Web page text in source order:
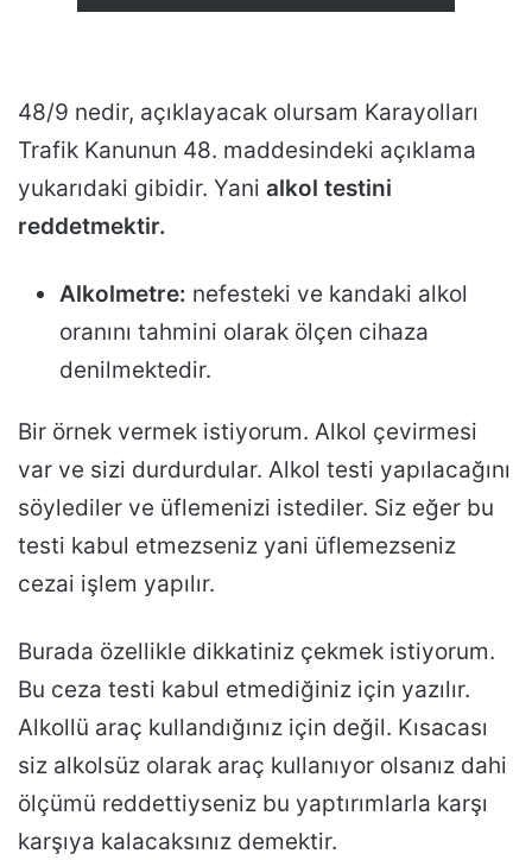
48/9 nedir, açıklayacak olursam Karayolları
Trafik Kanunun 48. maddesindeki açıklama
yukarıdaki gibidir. Yani alkol testini
reddetmektir.
Alkolmetre: nefesteki ve kandaki alkol
oranını tahmini olarak ölçen cihaza
denilmektedir.
Bir örnek vermek istiyorum. Alkol çevirmesi
var ve sizi durdurdular. Alkol testi yapılacağını
söylediler ve üflemenizi istediler. Siz eğer bu
testi kabul etmezseniz yani üflemezseniz
cezai işlem yapılır.
Burada özellikle dikkatiniz çekmek istiyorum.
Bu ceza testi kabul etmediğiniz için yazılır.
Alkollü araç kullandığınız için değil. Kısacası
siz alkolsüz olarak araç kullanıyor olsanız dahi
ölçümü reddettiyseniz bu yaptırımlarla karşı
karşıya kalacaksınız demektir.